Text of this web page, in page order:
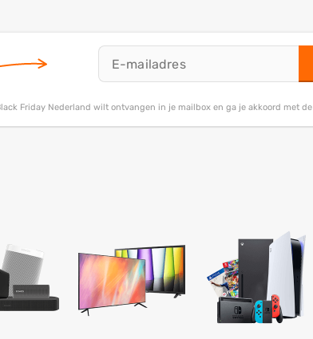
Friday Nederland wilt ontvangen in je mailbox en ga je akkoord met de